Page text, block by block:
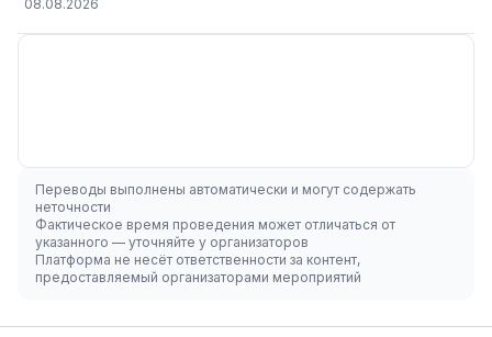
08.08.2026
Переводы выполнены автоматически и могут содержать
неточности
Фактическое время проведения может отличаться от
указанного — уточняйте у организаторов
Платформа не несёт ответственности за контент,
предоставляемый организаторами мероприятий